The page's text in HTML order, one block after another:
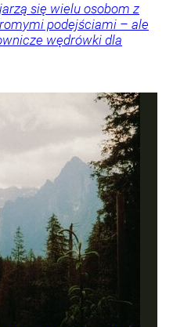
się wielu osobom z
podejściami – ale
wędrówki dla